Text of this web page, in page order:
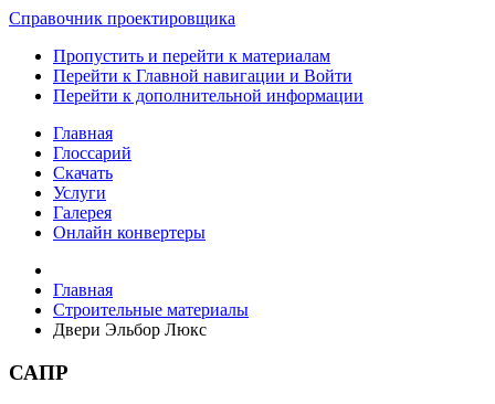
Справочник проектировщика
Пропустить и перейти к материалам
Перейти к Главной навигации и Войти
Перейти к дополнительной информации
Главная
Глоссарий
Скачать
Услуги
Галерея
Онлайн конвертеры
Главная
Строительные материалы
Двери Эльбор Люкс
САПР